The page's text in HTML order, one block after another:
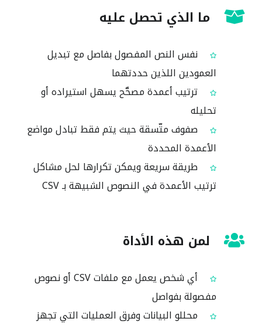
ما الذي تحصل عليه
نفس النص المفصول بفاصل مع تبديل
العمودين اللذين حددتهما
ترتيب أعمدة مصحَّح يسهل استيراده أو
تحليله
صفوف متّسقة حيث يتم فقط تبادل مواضع
الأعمدة المحددة
طريقة سريعة ويمكن تكرارها لحل مشاكل
ترتيب الأعمدة في النصوص الشبيهة بـ CSV
لمن هذه الأداة
أي شخص يعمل مع ملفات CSV أو نصوص
مفصولة بفواصل
محللو البيانات وفرق العمليات التي تجهز